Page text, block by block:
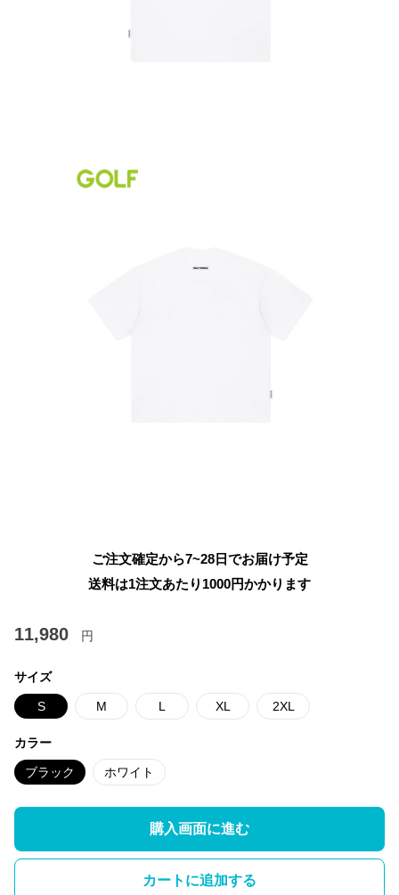
ご注文確定から7~28日でお届け予定
送料は1注文あたり 1000円かかります
11,980 円
サイズ
S M L XL 2XL
カラー
ブラック ホワイト
購入画面に進む
カートに追加する